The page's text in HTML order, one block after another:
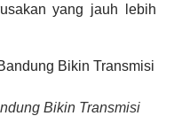
yang jauh lebih
Bikin Transmisi